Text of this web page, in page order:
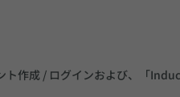
作成 / ログインおよび、「